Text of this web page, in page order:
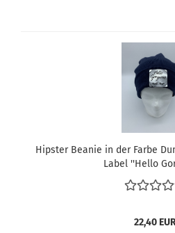
Hipster Beanie in der Farbe
Label ''Hello
22,40